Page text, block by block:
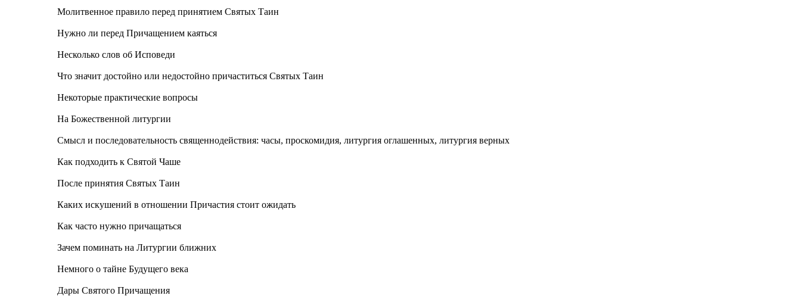
Молитвенное правило перед принятием Святых Таин
Нужно ли перед Причащением каяться
Несколько слов об Исповеди
Что значит достойно или недостойно причаститься Святых Таин
Некоторые практические вопросы
На Божественной литургии
Смысл и последовательность священнодействия: часы, проскомидия, литургия оглашенных, литургия верных
Как подходить к Святой Чаше
После принятия Святых Таин
Каких искушений в отношении Причастия стоит ожидать
Как часто нужно причащаться
Зачем поминать на Литургии ближних
Немного о тайне Будущего века
Дары Святого Причащения